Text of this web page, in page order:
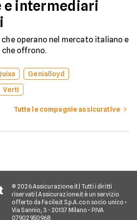
e intermediari
operano nel mercato italiano e
offrono.
Genialloyd
Verti
Tutte le compagnie assicurative
© 2026 Assicurazione.it | Tutti i diritti
riservati | Assicurazione.it è un servizio
offerto da Facile.it S.p.A. con socio unico •
Via Sannio, 3 - 20137 Milano • P.IVA
07902950968